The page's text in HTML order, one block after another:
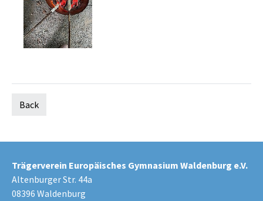
Back
Trägerverein Europäisches Gymnasium Waldenburg e.V.
Altenburger Str. 44a
08396 Waldenburg